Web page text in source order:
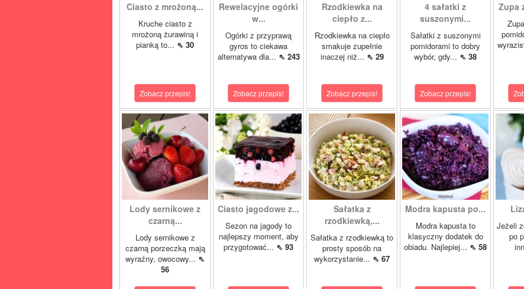
Ciasto z mrożoną...
Kruche ciasto z
mrożoną żurawiną i
pianką to... ⇖ 30
Zobacz przepis!
Rewelacyjne ogórki
w...
Ogórki z przyprawą
gyros to ciekawa
alternatywa dla... ⇖ 243
Zobacz przepis!
Rzodkiewka na
ciepło z...
Rzodkiewka na ciepło
smakuje zupełnie
inaczej niż... ⇖ 29
Zobacz przepis!
4 sałatki z
suszonymi...
Sałatki z suszonymi
pomidorami to dobry
wybór, gdy... ⇖ 38
Zobacz przepis!
Zupa
Lody sernikowe z
czarną...
Lody sernikowe z
czarną porzeczką mają
wyraźny, owocowy... ⇖
56
Ciasto jagodowe z...
Sezon na jagody to
najlepszy moment, aby
przygotować... ⇖ 93
Sałatka z
rzodkiewką,...
Sałatka z rzodkiewką to
prosty sposób na
wykorzystanie... ⇖ 67
Modra kapusta po...
Modra kapusta to
klasyczny dodatek do
obiadu. Najlepiej... ⇖ 58
Jeżeli
po